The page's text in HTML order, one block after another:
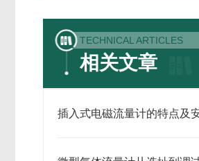
TECHNICAL ARTICLES
相关文章
插入式电磁流量计的特点及